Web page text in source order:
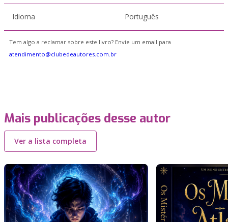
Idioma Português
Tem algo a reclamar sobre este livro? Envie um email para
atendimento@clubedeautores.com.br
Mais publicações desse autor
Ver a lista completa